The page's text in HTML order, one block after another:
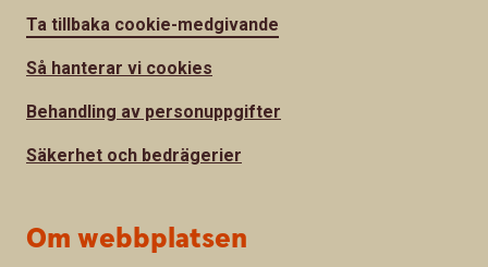
Ta tillbaka cookie-medgivande
Så hanterar vi cookies
Behandling av personuppgifter
Säkerhet och bedrägerier
Om webbplatsen